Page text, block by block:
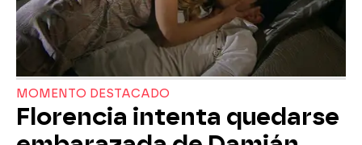
MOMENTO DESTACADO
Florencia intenta quedarse